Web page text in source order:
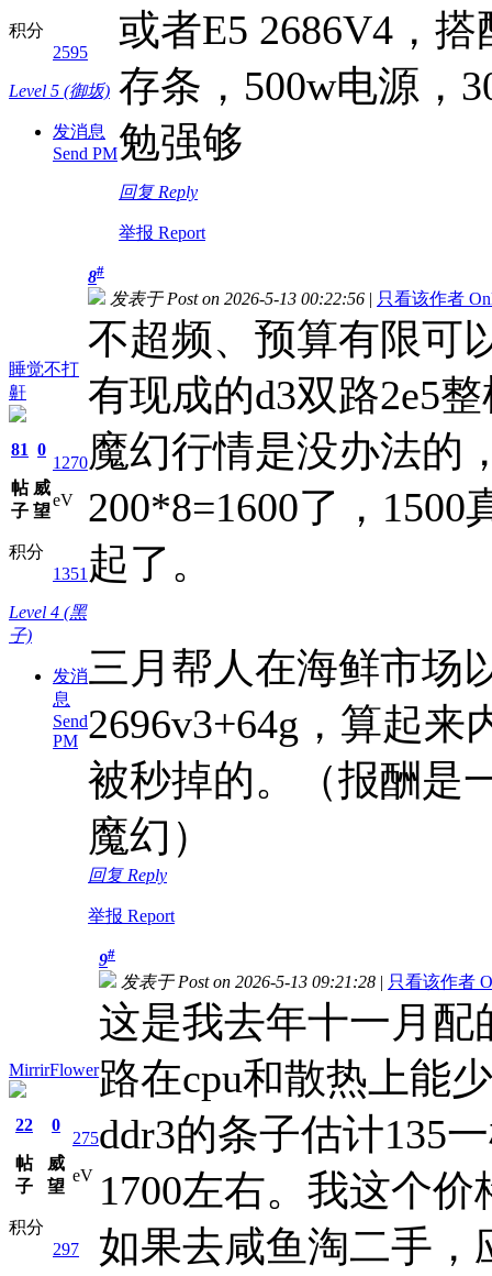
积分
2595
Level 5 (御坂)
发消息
Send PM
或者E5 2686V4，
存条，500w电源，
勉强够
回复 Reply
举报 Report
睡觉不打
鼾
81
帖
子
0
威
望
1270
eV
积分
1351
Level 4 (黑
子)
发消
息
Send
PM
8#
发表于 Post on 2026-5-13 00:22:56 | 只看该作者
不超频、预算有限可
有现成的d3双路2e5
魔幻行情是没办法的
200*8=1600了，
起了。
三月帮人在海鲜市场
2696v3+64g，算起
被秒掉的。（报酬是
魔幻）
回复 Reply
举报 Report
MirrirFlower
22
帖
子
0
威
望
275
eV
积分
297
9#
发表于 Post on 2026-5-13 09:21:28 | 只看该作者
这是我去年十一月配
路在cpu和散热上能
ddr3的条子估计135
1700左右。我这个
如果去咸鱼淘二手，